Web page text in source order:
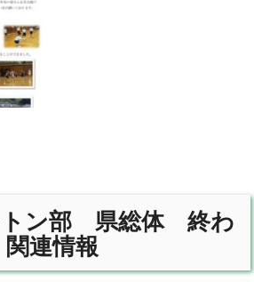
トン部 県総体 終わ
連情報